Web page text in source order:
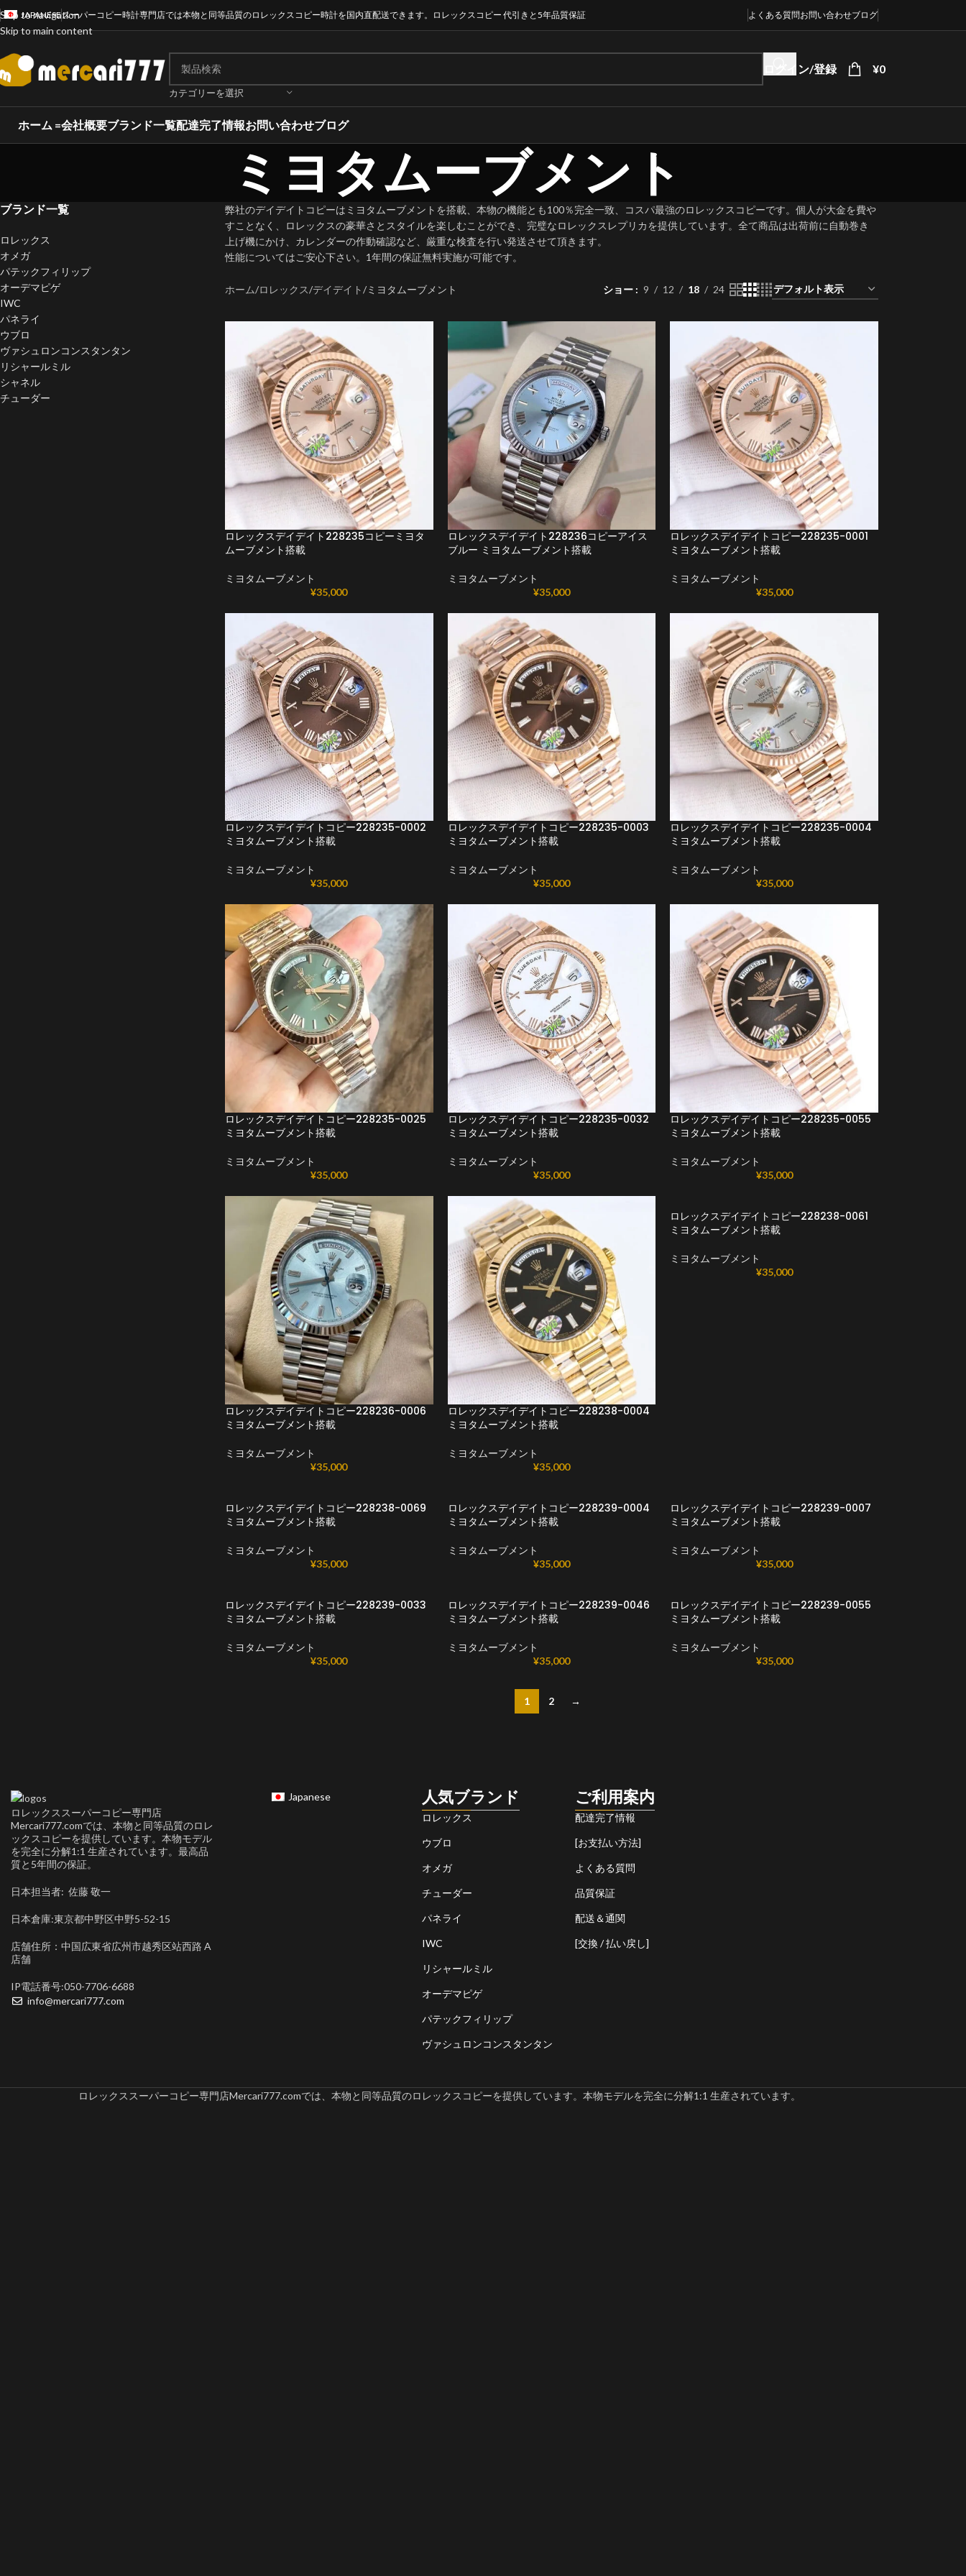
Skip to navigation
Skip to main content
JAPANESEスーパーコピー時計専門店では本物と同等品質のロレックスコピー時計を国内直配送できます。ロレックスコピー 代引きと5年品質保証 よくある質問お問い合わせブログ
カテゴリーを選択
ログイン/登録 ¥0
ホーム =会社概要ブランド一覧配達完了情報お問い合わせブログ
ミヨタムーブメント
ブランド一覧
ロレックス
オメガ
パテックフィリップ
オーデマピゲ
IWC
パネライ
ウブロ
ヴァシュロンコンスタンタン
リシャールミル
シャネル
チューダー
弊社のデイデイトコピーはミヨタムーブメントを搭載、本物の機能とも100％完全一致、コスパ最強のロレックスコピーです。個人が大金を費や
すことなく、ロレックスの豪華さとスタイルを楽しむことができ、完璧なロレックスレプリカを提供しています。全て商品は出荷前に自動巻き
上げ機にかけ、カレンダーの作動確認など、厳重な検査を行い発送させて頂きます。
性能についてはご安心下さい。1年間の保証無料実施が可能です。
ホーム ロレックス デイデイト ミヨタムーブメント ショー 9 12 18 24
ロレックスデイデイト228235コピーミヨタ
ムーブメント搭載
ミヨタムーブメント
¥35,000
ロレックスデイデイト228236コピーアイス
ブルー ミヨタムーブメント搭載
ミヨタムーブメント
¥35,000
ロレックスデイデイトコピー228235-0001
ミヨタムーブメント搭載
ミヨタムーブメント
¥35,000
ロレックスデイデイトコピー228235-0002
ミヨタムーブメント搭載
ミヨタムーブメント
¥35,000
ロレックスデイデイトコピー228235-0003
ミヨタムーブメント搭載
ミヨタムーブメント
¥35,000
ロレックスデイデイトコピー228235-0004
ミヨタムーブメント搭載
ミヨタムーブメント
¥35,000
ロレックスデイデイトコピー228235-0025
ミヨタムーブメント搭載
ミヨタムーブメント
¥35,000
ロレックスデイデイトコピー228235-0032
ミヨタムーブメント搭載
ミヨタムーブメント
¥35,000
ロレックスデイデイトコピー228235-0055
ミヨタムーブメント搭載
ミヨタムーブメント
¥35,000
ロレックスデイデイトコピー228236-0006
ミヨタムーブメント搭載
ミヨタムーブメント
¥35,000
ロレックスデイデイトコピー228238-0004
ミヨタムーブメント搭載
ミヨタムーブメント
¥35,000
ロレックスデイデイトコピー228238-0061
ミヨタムーブメント搭載
ミヨタムーブメント
¥35,000
ロレックスデイデイトコピー228238-0069
ミヨタムーブメント搭載
ミヨタムーブメント
¥35,000
ロレックスデイデイトコピー228239-0004
ミヨタムーブメント搭載
ミヨタムーブメント
¥35,000
ロレックスデイデイトコピー228239-0007
ミヨタムーブメント搭載
ミヨタムーブメント
¥35,000
ロレックスデイデイトコピー228239-0033
ミヨタムーブメント搭載
ミヨタムーブメント
¥35,000
ロレックスデイデイトコピー228239-0046
ミヨタムーブメント搭載
ミヨタムーブメント
¥35,000
ロレックスデイデイトコピー228239-0055
ミヨタムーブメント搭載
ミヨタムーブメント
¥35,000
1 2 →
ロレックススーパーコピー専門店
Mercari777.comでは、本物と同等品質のロレ
ックスコピーを提供しています。本物モデル
を完全に分解1:1 生産されています。最高品
質と5年間の保証。
日本担当者: 佐藤 敬一
日本倉庫:東京都中野区中野5-52-15
店舗住所：中国広東省広州市越秀区站西路 A
店舗
IP電話番号:050-7706-6688
info@mercari777.com
Japanese 人気ブランド
ロレックス
ウブロ
オメガ
チューダー
パネライ
IWC
リシャールミル
オーデマピゲ
パテックフィリップ
ヴァシュロンコンスタンタン
ご利用案内
配達完了情報
[お支払い方法]
よくある質問
品質保証
配送＆通関
[交換 / 払い戻し]
ロレックススーパーコピー専門店Mercari777.comでは、本物と同等品質のロレックスコピーを提供しています。本物モデルを完全に分解1:1 生産されています。